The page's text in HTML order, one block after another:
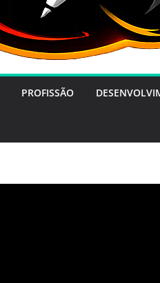
PROFISSÃO